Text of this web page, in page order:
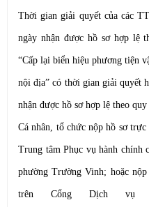
Thời gian giải quyết của các
ngày nhận được hồ sơ hợp lệ
“Cấp lại biển hiệu phương tiện
nội địa” có thời gian giải quyết
nhận được hồ sơ hợp lệ theo
Cá nhân, tổ chức nộp hồ sơ
Trung tâm Phục vụ hành chính
phường Trường Vinh; hoặc
trên Cổng Dịch